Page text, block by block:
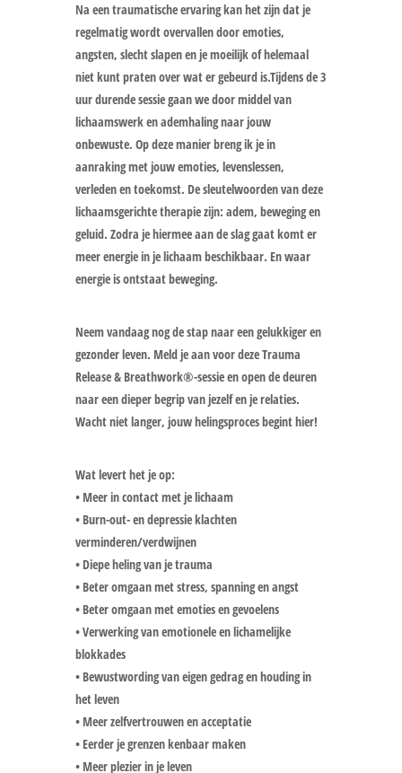
Na een traumatische ervaring kan het zijn dat je
regelmatig wordt overvallen door emoties,
angsten, slecht slapen en je moeilijk of helemaal
niet kunt praten over wat er gebeurd is.Tijdens de 3
uur durende sessie gaan we door middel van
lichaamswerk en ademhaling naar jouw
onbewuste. Op deze manier breng ik je in
aanraking met jouw emoties, levenslessen,
verleden en toekomst. De sleutelwoorden van deze
lichaamsgerichte therapie zijn: adem, beweging en
geluid. Zodra je hiermee aan de slag gaat komt er
meer energie in je lichaam beschikbaar. En waar
energie is ontstaat beweging.
Neem vandaag nog de stap naar een gelukkiger en
gezonder leven. Meld je aan voor deze Trauma
Release & Breathwork®-sessie en open de deuren
naar een dieper begrip van jezelf en je relaties.
Wacht niet langer, jouw helingsproces begint hier!
Wat levert het je op:
• Meer in contact met je lichaam
• Burn-out- en depressie klachten
verminderen/verdwijnen
• Diepe heling van je trauma
• Beter omgaan met stress, spanning en angst
• Beter omgaan met emoties en gevoelens
• Verwerking van emotionele en lichamelijke
blokkades
• Bewustwording van eigen gedrag en houding in
het leven
• Meer zelfvertrouwen en acceptatie
• Eerder je grenzen kenbaar maken
• Meer plezier in je leven